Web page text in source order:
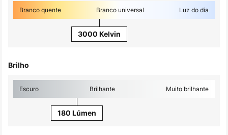
Branco quente Branco universal Luz do dia
3000 Kelvin
Brilho
Escuro Brilhante Muito brilhante
180 Lúmen